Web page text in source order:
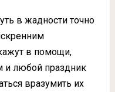
в жадности точно
в помощи,
и любой праздник
вразумить их